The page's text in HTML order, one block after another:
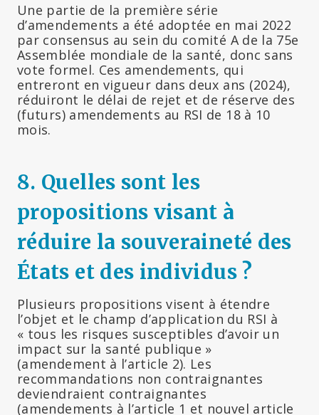
Une partie de la première série
d’amendements a été adoptée en mai 2022
par consensus au sein du comité A de la 75e
Assemblée mondiale de la santé, donc sans
vote formel. Ces amendements, qui
entreront en vigueur dans deux ans (2024),
réduiront le délai de rejet et de réserve des
(futurs) amendements au RSI de 18 à 10
mois.
8. Quelles sont les
propositions visant à
réduire la souveraineté des
États et des individus ?
Plusieurs propositions visent à étendre
l’objet et le champ d’application du RSI à
« tous les risques susceptibles d’avoir un
impact sur la santé publique »
(amendement à l’article 2). Les
recommandations non contraignantes
deviendraient contraignantes
(amendements à l’article 1 et nouvel article